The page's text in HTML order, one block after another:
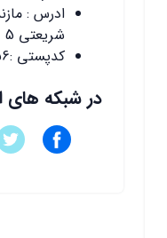
ادرس :
شریعتی 5
کدپستی :4771737856
در شبکه های